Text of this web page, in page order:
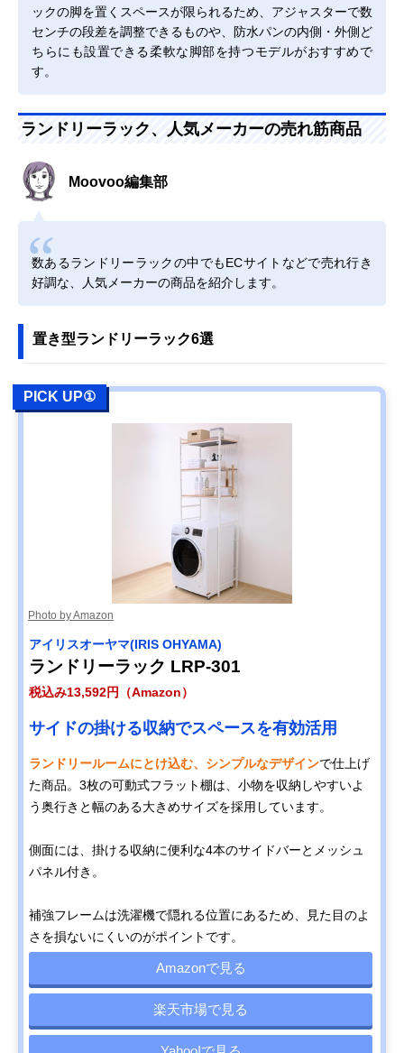
ックの脚を置くスペースが限られるため、アジャスターで数
センチの段差を調整できるものや、防水パンの内側・外側ど
ちらにも設置できる柔軟な脚部を持つモデルがおすすめで
す。
ランドリーラック、人気メーカーの売れ筋商品
Moovoo編集部
数あるランドリーラックの中でもECサイトなどで売れ行き
好調な、人気メーカーの商品を紹介します。
置き型ランドリーラック6選
PICK UP①
Photo by Amazon
アイリスオーヤマ(IRIS OHYAMA)
ランドリーラック LRP-301
税込み13,592円（Amazon）
サイドの掛ける収納でスペースを有効活用
ランドリールームにとけ込む、シンプルなデザインで仕上げ
た商品。3枚の可動式フラット棚は、小物を収納しやすいよ
う奥行きと幅のある大きめサイズを採用しています。
側面には、掛ける収納に便利な4本のサイドバーとメッシュ
パネル付き。
補強フレームは洗濯機で隠れる位置にあるため、見た目のよ
さを損ないにくいのがポイントです。
Amazonで見る
楽天市場で見る